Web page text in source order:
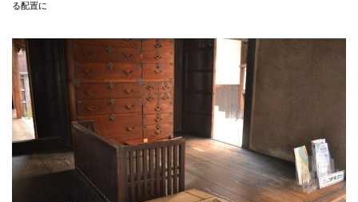
る配置に